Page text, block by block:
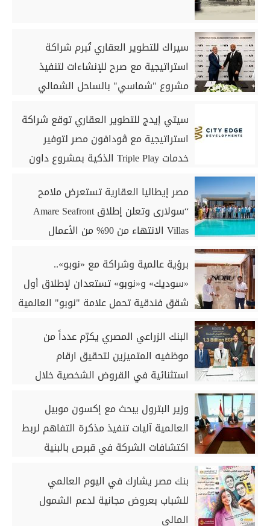
سيراك للتطوير العقاري تُبرم شراكة
استراتيجية مع صرح للإنشاءات لتنفيذ
مشروع "شماسي" بالساحل الشمالي
سيتي إيدج للتطوير العقاري توقع شراكة
استراتيجية مع ڤودافون مصر لتوفير
خدمات Triple Play الذكية بمشروع داون
مصر إيطاليا العقارية تستعرض ملامح
“سولارى وتعلن إطلاق Amare Seafront
Villas الانتهاء من 90% من الأعمال
برؤية عالمية وشراكة مع «نوبو»..
«سوديك» و«نوبو» تستعدان لإطلاق أول
شقق فندقية تحمل علامة "نوبو" العالمية
أيام
البنك الزراعي المصري يكرّم عدداً من
موظفيه المتميزين لتحقيق ارقام
استثنائية في القروض الشخصية خلال
وزير البترول يبحث مع إكسون موبيل
العالمية آليات تنفيذ مذكرة التفاهم لربط
اكتشافات الشركة في قبرص بالبنية
بنك مصر يشارك في اليوم العالمي
للشباب بعروض مجانية لدعم الشمول
المالي